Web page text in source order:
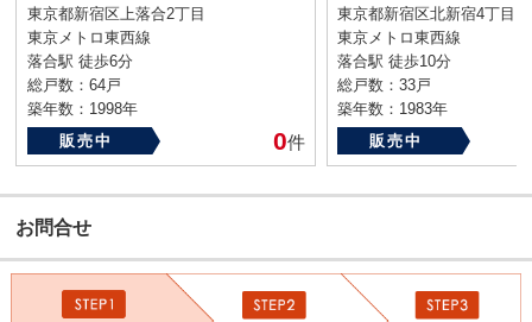
東京都新宿区上落合2丁目
東京メトロ東西線
落合駅 徒歩6分
総戸数：64戸
築年数：1998年
販売中
0件
東京都新宿区北新宿4丁目
東京メトロ東西線
落合駅 徒歩10分
総戸数：33戸
築年数：1983年
販売中
お問合せ